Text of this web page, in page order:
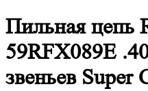
Пильная цепь
59RFX089E
звеньев Super